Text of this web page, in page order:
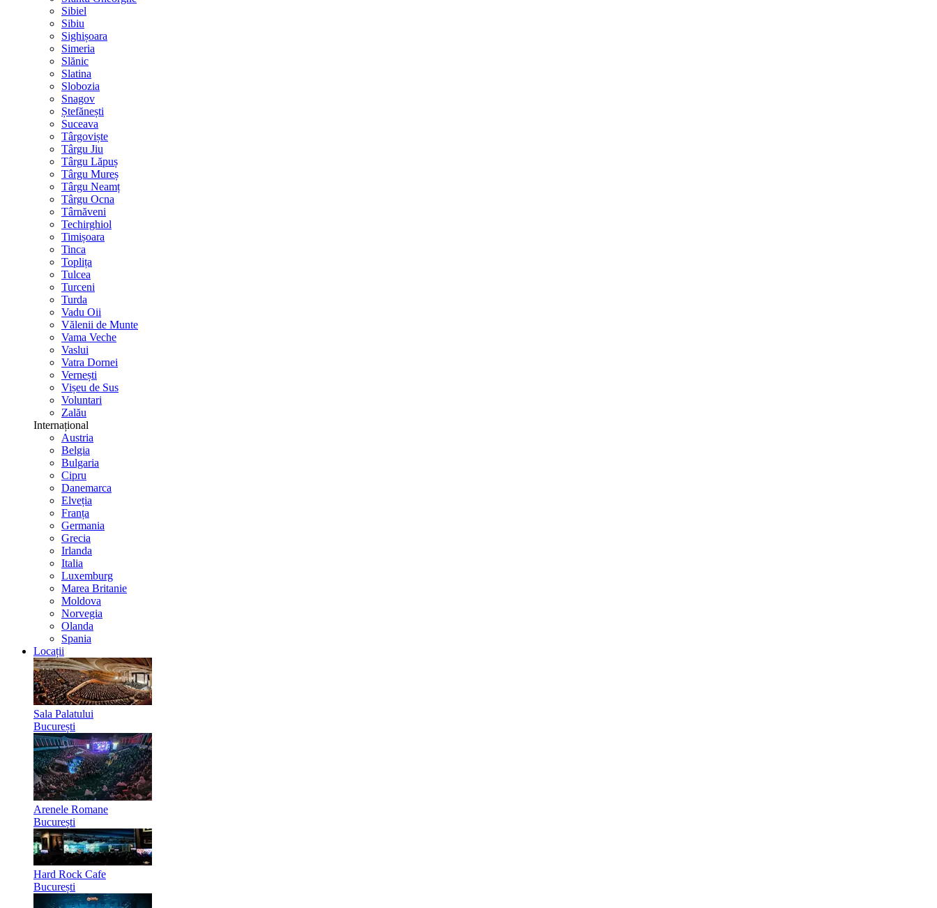
Sibiel
Sibiu
Sighișoara
Simeria
Slănic
Slatina
Slobozia
Snagov
Ștefănești
Suceava
Târgoviște
Târgu Jiu
Târgu Lăpuș
Târgu Mureș
Târgu Neamț
Târgu Ocna
Târnăveni
Techirghiol
Timișoara
Tinca
Toplița
Tulcea
Turceni
Turda
Vadu Oii
Vălenii de Munte
Vama Veche
Vaslui
Vatra Dornei
Vernești
Vișeu de Sus
Voluntari
Zalău
Internațional
Austria
Belgia
Bulgaria
Cipru
Danemarca
Elveția
Franța
Germania
Grecia
Irlanda
Italia
Luxemburg
Marea Britanie
Moldova
Norvegia
Olanda
Spania
Locații
Sala Palatului
București
Arenele Romane
București
Hard Rock Cafe
București